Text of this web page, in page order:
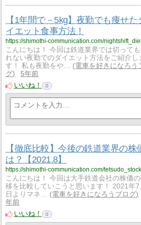
【1年間で－5kg】夜勤でも痩せた
イエット食事方法！
https://shimothi-communication.com/
こんにちは！ 今回は鉄道業界では切っても
れない夜勤でのダイエット方法をご紹介し
す！ 私も夜勤をや…
電車を好きになろう
グ
5年前
いいね！
0
【徹底比較】今後の鉄道業界の株
は？【2021.8】
こんにちは！ 今回は大手鉄道会社の株価
移を比較していこうと思います！ 2021年7
日よりマネ…
電車を好きになろうブログ
年前
いいね！
0